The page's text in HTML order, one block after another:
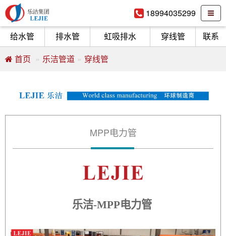
18994035299
给水管
排水管 虹吸排水 穿线管
联系
首页
乐洁管道 穿线管
MPP电力管
乐洁-MPP电力管